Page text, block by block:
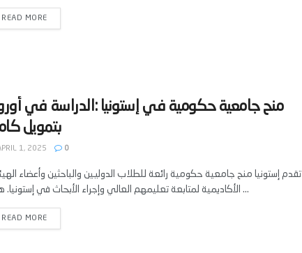
READ MORE
‫منح جامعية حكومية في إستونيا :الدراسة في
1, 2025 0
تقدم إستونيا منح جامعية حكومية رائعة للطلاب الدوليين والباحثين وأعضاء
الأكاديمية لمتابعة تعليمهم العالي وإجراء الأبحاث في إستونيا. هذه ...
READ MORE